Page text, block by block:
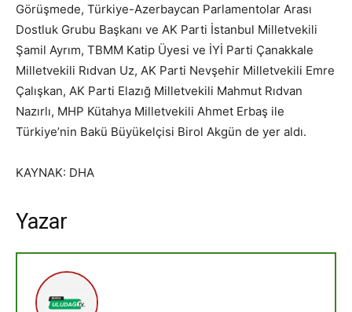
Görüşmede, Türkiye-Azerbaycan Parlamentolar Arası
Dostluk Grubu Başkanı ve AK Parti İstanbul Milletvekili
Şamil Ayrım, TBMM Katip Üyesi ve İYİ Parti Çanakkale
Milletvekili Rıdvan Uz, AK Parti Nevşehir Milletvekili Emre
Çalışkan, AK Parti Elazığ Milletvekili Mahmut Rıdvan
Nazırlı, MHP Kütahya Milletvekili Ahmet Erbaş ile
Türkiye’nin Bakü Büyükelçisi Birol Akgün de yer aldı.
KAYNAK: DHA
Yazar